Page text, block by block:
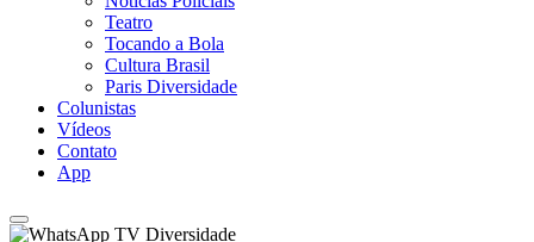
Teatro
Tocando a Bola
Cultura Brasil
Paris Diversidade
Colunistas
Vídeos
Contato
App
TV Diversidade